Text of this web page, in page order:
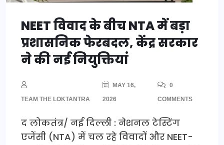
NEET विवाद के बीच NTA में बड़ा
प्रशासनिक फेरबदल, केंद्र सरकार
ने की नई नियुक्तियां
TEAM THE LOKTANTRA
MAY 16,
2026
0
COMMENTS
द लोकतंत्र/ नई दिल्ली : नेशनल टेस्टिंग
एजेंसी (NTA) में चल रहे विवादों और NEET-